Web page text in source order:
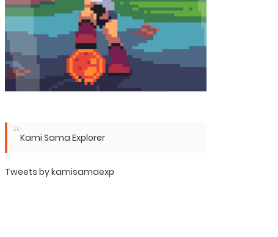
Kami Sama Explorer
Tweets by kamisamaexp